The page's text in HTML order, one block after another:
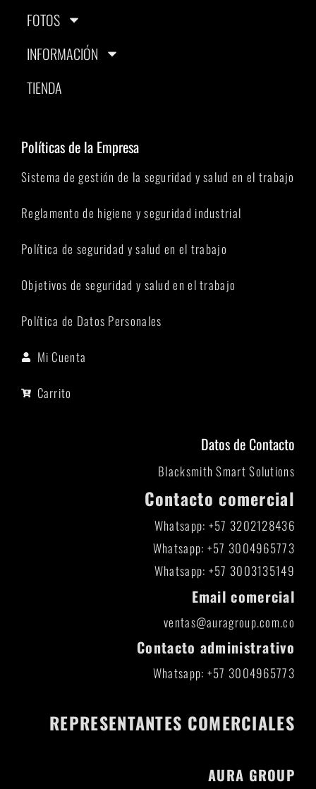
FOTOS
INFORMACIÓN
TIENDA
Políticas de la Empresa
Sistema de gestión de la seguridad y salud en el trabajo
Reglamento de higiene y seguridad industrial
Política de seguridad y salud en el trabajo
Objetivos de seguridad y salud en el trabajo
Política de Datos Personales
Mi Cuenta
Carrito
Datos de Contacto
Blacksmith Smart Solutions
Contacto comercial
Whatsapp: +57 3202128436
Whatsapp: +57 3004965773
Whatsapp: +57 3003135149
Email comercial
ventas@auragroup.com.co
Contacto administrativo
Whatsapp: +57 3004965773
REPRESENTANTES COMERCIALES
AURA GROUP